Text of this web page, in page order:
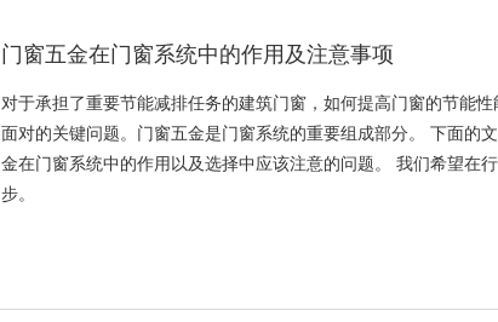
门窗五金在门窗系统中的作用及注意事项
对于承担了重要节能减排任务的建筑门窗，如何提高门窗的节能
面对的关键问题。门窗五金是门窗系统的重要组成部分。 下面的
金在门窗系统中的作用以及选择中应该注意的问题。 我们希望在
步。